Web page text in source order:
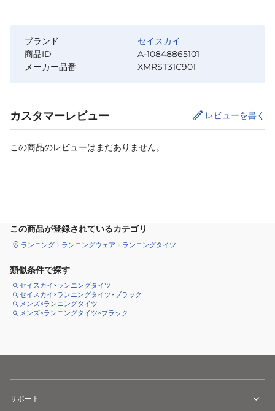
ブランド
セイスカイ
商品ID
A-10848865101
メーカー品番
XMRST31C901
カスタマーレビュー レビューを書く
この商品のレビューはまだありません。
この商品が登録されているカテゴリ
ランニング ランニングウェア ランニングタイツ
類似条件で探す
セイスカイ×ランニングタイツ
セイスカイ×ランニングタイツ×ブラック
メンズ×ランニングタイツ
メンズ×ランニングタイツ×ブラック
サポート